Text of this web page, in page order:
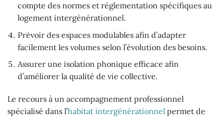
compte des normes et réglementation spécifiques au
logement intergénérationnel.
Prévoir des espaces modulables afin d’adapter
facilement les volumes selon l’évolution des besoins.
Assurer une isolation phonique efficace afin
d’améliorer la qualité de vie collective.
Le recours à un accompagnement professionnel
spécialisé dans l’habitat intergénérationnel permet de